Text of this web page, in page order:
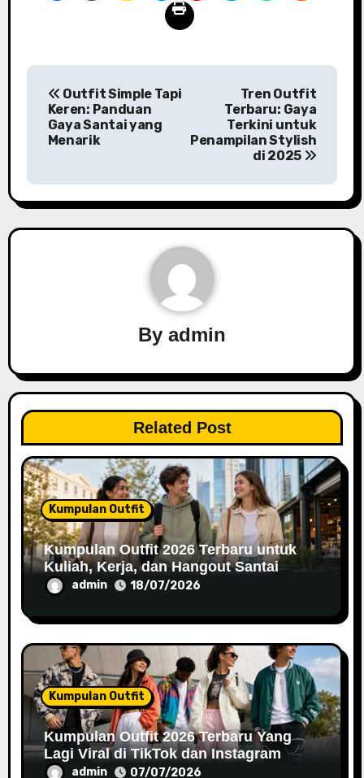
t
n
a
t
i
o
n
Outfit Simple Tapi
Keren: Panduan
Gaya Santai yang
Menarik
Tren Outfit
Terbaru: Gaya
Terkini untuk
Penampilan Stylish
di 2025
By admin
Related Post
Kumpulan Outfit
Kumpulan Outfit 2026 Terbaru untuk
Kuliah, Kerja, dan Hangout Santai
admin 18/07/2026
Kumpulan Outfit
Kumpulan Outfit 2026 Terbaru Yang
Lagi Viral di TikTok dan Instagram
admin 07/07/2026